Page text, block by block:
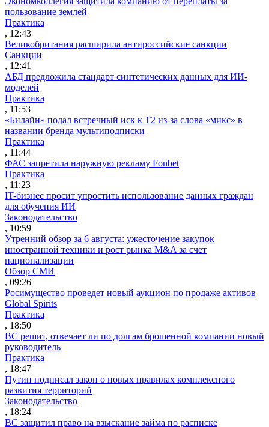
пользование землей
Практика
, 12:43
Великобритания расширила антироссийские санкции
Санкции
, 12:41
АБД предложила стандарт синтетических данных для ИИ-
моделей
Практика
, 11:53
«Билайн» подал встречный иск к Т2 из-за слова «микс» в
названии бренда мультиподписки
Практика
, 11:44
ФАС запретила наружную рекламу Fonbet
Практика
, 11:23
IT-бизнес просит упростить использование данных граждан
для обучения ИИ
Законодательство
, 10:59
Утренний обзор за 6 августа: ужесточение закупок
иностранной техники и рост рынка M&A за счет
национализации
Обзор СМИ
, 09:26
Росимущество проведет новый аукцион по продаже активов
Global Spirits
Практика
, 18:50
ВС решит, отвечает ли по долгам брошенной компании новый
руководитель
Практика
, 18:47
Путин подписал закон о новых правилах комплексного
развития территорий
Законодательство
, 18:24
ВС защитил право на взыскание займа по расписке